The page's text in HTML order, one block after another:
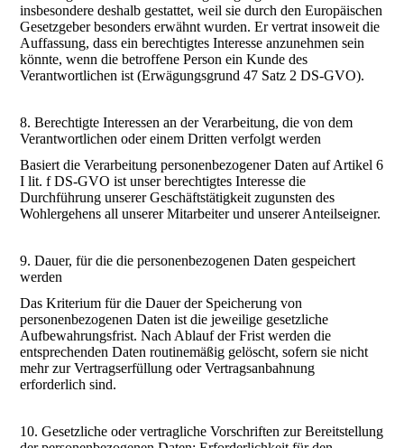
insbesondere deshalb gestattet, weil sie durch den Europäischen
Gesetzgeber besonders erwähnt wurden. Er vertrat insoweit die
Auffassung, dass ein berechtigtes Interesse anzunehmen sein
könnte, wenn die betroffene Person ein Kunde des
Verantwortlichen ist (Erwägungsgrund 47 Satz 2 DS-GVO).
8. Berechtigte Interessen an der Verarbeitung, die von dem
Verantwortlichen oder einem Dritten verfolgt werden
Basiert die Verarbeitung personenbezogener Daten auf Artikel 6
I lit. f DS-GVO ist unser berechtigtes Interesse die
Durchführung unserer Geschäftstätigkeit zugunsten des
Wohlergehens all unserer Mitarbeiter und unserer Anteilseigner.
9. Dauer, für die die personenbezogenen Daten gespeichert
werden
Das Kriterium für die Dauer der Speicherung von
personenbezogenen Daten ist die jeweilige gesetzliche
Aufbewahrungsfrist. Nach Ablauf der Frist werden die
entsprechenden Daten routinemäßig gelöscht, sofern sie nicht
mehr zur Vertragserfüllung oder Vertragsanbahnung
erforderlich sind.
10. Gesetzliche oder vertragliche Vorschriften zur Bereitstellung